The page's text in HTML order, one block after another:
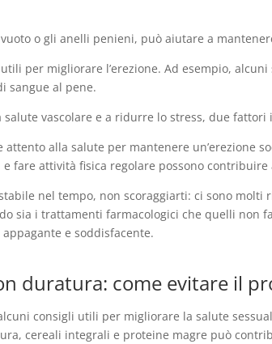
o gli anelli penieni, può aiutare a
per migliorare l’erezione. Ad esempio, alcuni
sangue al pene.
vascolare e a ridurre lo stress, due
alla salute per mantenere un’erezione
fare attività fisica regolare possono contribuire
nel tempo, non scoraggiarti: ci sono
sia i trattamenti farmacologici che quelli non
e soddisfacente.
duratura: come evitare il
consigli utili per migliorare la salute
cereali integrali e proteine magre può